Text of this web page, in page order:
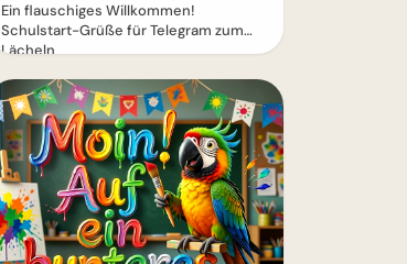
Ein flauschiges Willkommen!
Schulstart-Grüße für Telegram zum
Lächeln